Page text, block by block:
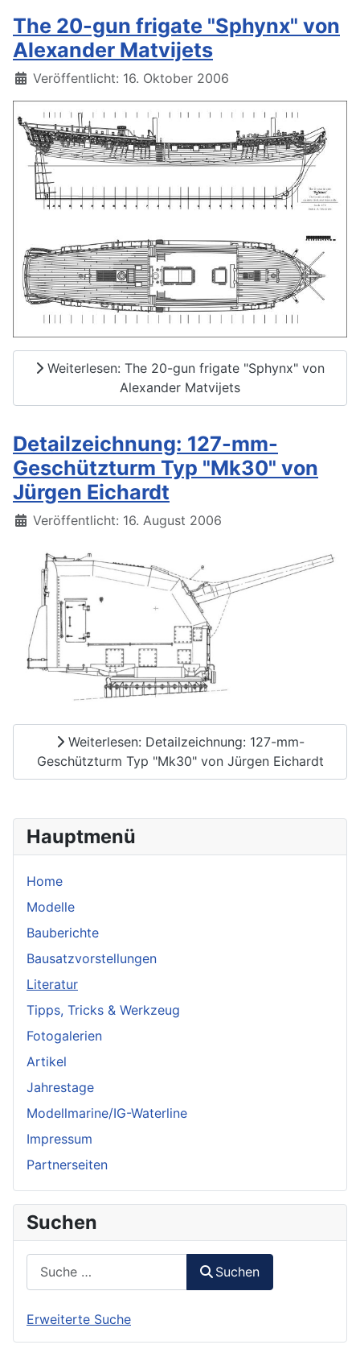
Hauptmenü
Home
Modelle
Bauberichte
Bausatzvorstellungen
Literatur
Tipps, Tricks & Werkzeug
Fotogalerien
Artikel
Jahrestage
Modellmarine/IG-Waterline
Impressum
Partnerseiten
Suchen
Suchen
Erweiterte Suche
The 20-gun frigate "Sphynx" von
Alexander Matvijets
Details
Veröffentlicht: 16. Oktober 2006
Weiterlesen: The 20-gun frigate "Sphynx" von
Alexander Matvijets
Detailzeichnung: 127-mm-
Geschützturm Typ "Mk30" von
Jürgen Eichardt
Details
Veröffentlicht: 16. August 2006
Weiterlesen: Detailzeichnung: 127-mm-
Geschützturm Typ "Mk30" von Jürgen Eichardt